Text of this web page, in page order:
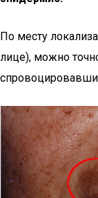
По месту
лице), можно